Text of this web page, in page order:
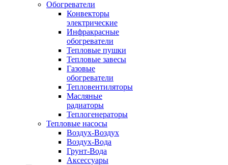
Обогреватели
Конвекторы
электрические
Инфракрасные
обогреватели
Тепловые пушки
Тепловые завесы
Газовые
обогреватели
Тепловентиляторы
Масляные
радиаторы
Теплогенераторы
Тепловые насосы
Воздух-Воздух
Воздух-Вода
Грунт-Вода
Аксессуары